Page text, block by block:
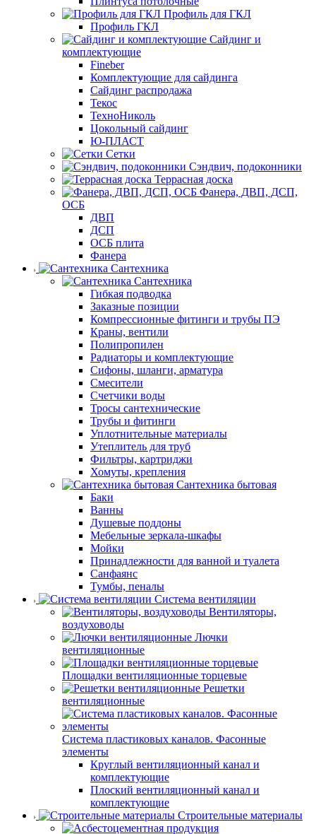
Профиль для ГКЛ
Профиль ГКЛ
Сайдинг и
комплектующие
Fineber
Комплектующие для сайдинга
Сайдинг распродажа
Текос
ТехноНиколь
Цокольный сайдинг
Ю-ПЛАСТ
Сетки
Сэндвич, подоконники
Террасная доска
Фанера, ДВП, ДСП,
ОСБ
ДВП
ДСП
ОСБ плита
Фанера
Сантехника
Сантехника
Гибкая подводка
Заказные позиции
Компрессионные фитинги и трубы ПЭ
Краны, вентили
Полипропилен
Радиаторы и комплектующие
Сифоны, шланги, арматура
Смесители
Счетчики воды
Тросы сантехнические
Трубы и фитинги
Уплотнительные материалы
Утеплитель для труб
Фильтры, картриджи
Хомуты, крепления
Сантехника бытовая
Баки
Ванны
Душевые поддоны
Мебельные зеркала-шкафы
Мойки
Принадлежности для ванной и туалета
Санфаянс
Тумбы, пеналы
Система вентиляции
Вентиляторы,
воздуховоды
Лючки
вентиляционные
Площадки вентиляционные торцевые
Решетки
вентиляционные
Система пластиковых каналов. Фасонные
элементы
Круглый вентиляционный канал и
комплектующие
Плоский вентиляционный канал и
комплектующие
Строительные материалы